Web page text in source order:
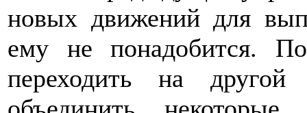
новых движений для
ему не понадобится.
переходить на